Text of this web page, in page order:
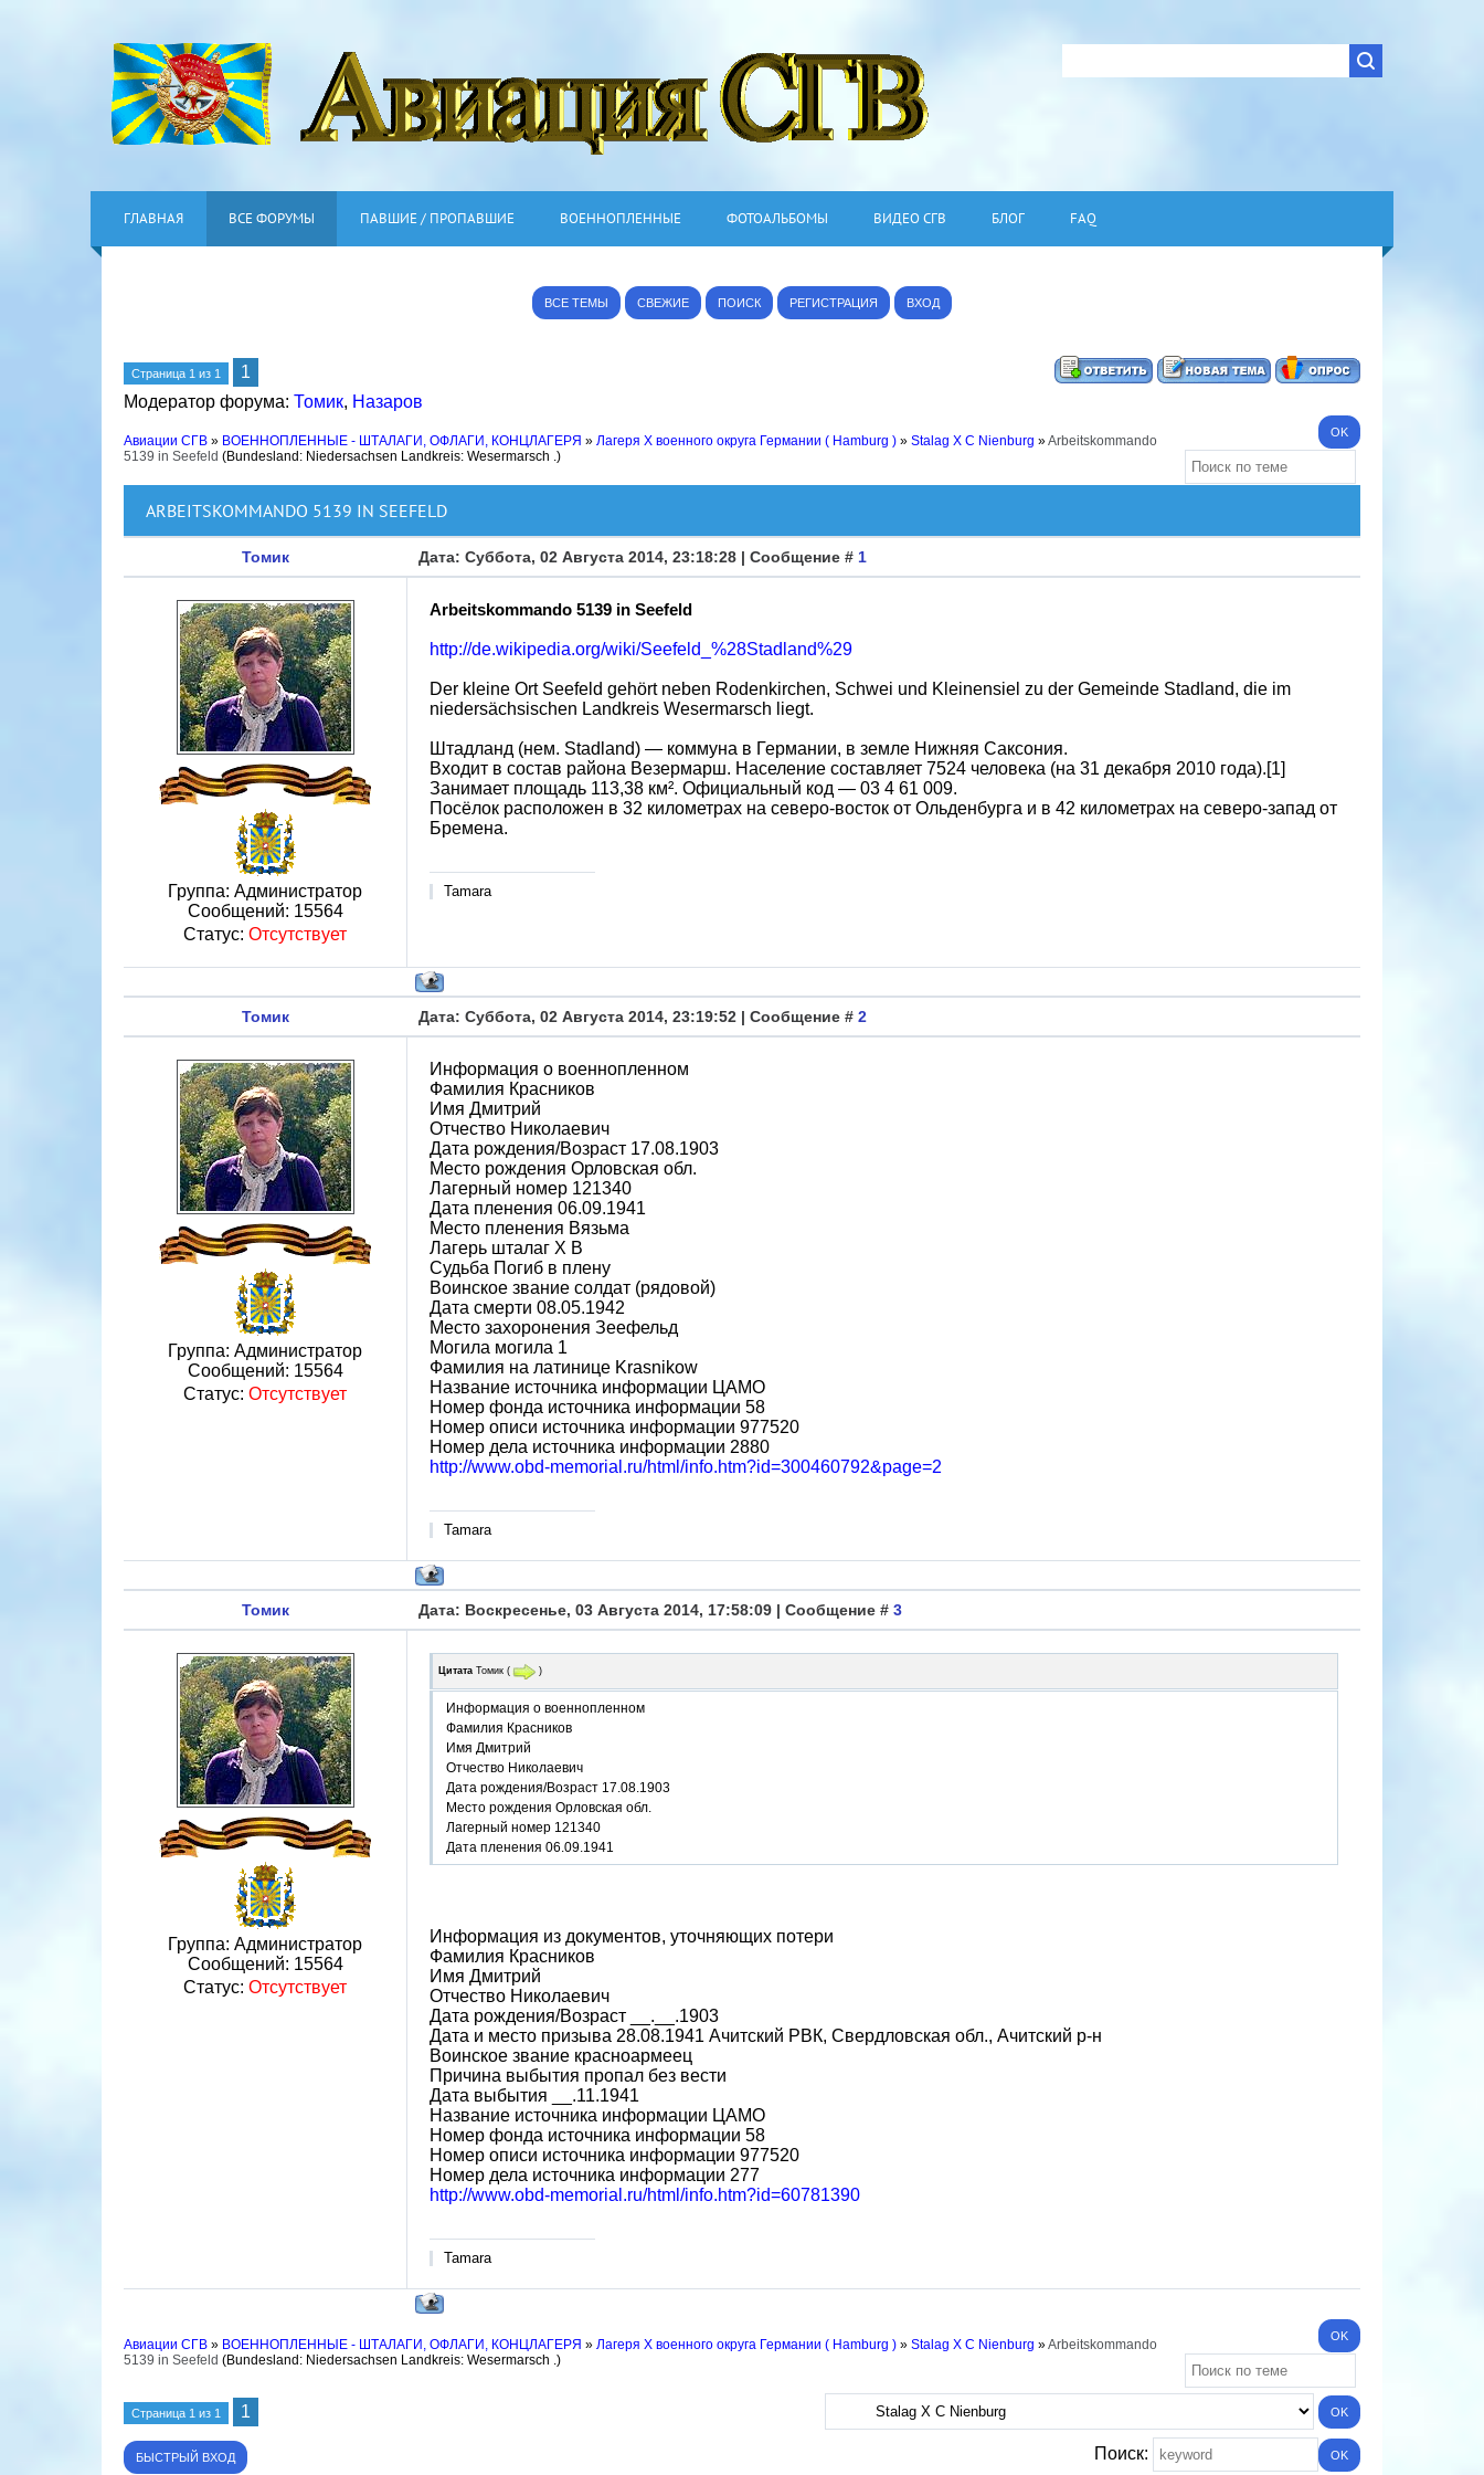
ГЛАВНАЯ ВСЕ ФОРУМЫ ПАВШИЕ / ПРОПАВШИЕ ВОЕННОПЛЕННЫЕ ФОТОАЛЬБОМЫ ВИДЕО СГВ БЛОГ FAQ
ВСЕ ТЕМЫ СВЕЖИЕ ПОИСК РЕГИСТРАЦИЯ ВХОД
Страница 1 из 1
1
Модератор форума: Томик, Назаров
Авиации СГВ » ВОЕННОПЛЕННЫЕ - ШТАЛАГИ, ОФЛАГИ, КОНЦЛАГЕРЯ » Лагеря X военного округа Германии ( Hamburg ) » Stalag X C Nienburg »Arbeitskommando
5139 in Seefeld (Bundesland: Niedersachsen Landkreis: Wesermarsch .)
ARBEITSKOMMANDO 5139 IN SEEFELD
Томик Дата: Суббота, 02 Августа 2014, 23:18:28 | Сообщение # 1
Группа: Администратор
Сообщений: 15564
Статус: Отсутствует
Arbeitskommando 5139 in Seefeld
http://de.wikipedia.org/wiki/Seefeld_%28Stadland%29
Der kleine Ort Seefeld gehört neben Rodenkirchen, Schwei und Kleinensiel zu der Gemeinde Stadland, die im
niedersächsischen Landkreis Wesermarsch liegt.
Штадланд (нем. Stadland) — коммуна в Германии, в земле Нижняя Саксония.
Входит в состав района Везермарш. Население составляет 7524 человека (на 31 декабря 2010 года).[1]
Занимает площадь 113,38 км². Официальный код — 03 4 61 009.
Посёлок расположен в 32 километрах на северо-восток от Ольденбурга и в 42 километрах на северо-запад от
Бремена.
Tamara
Томик Дата: Суббота, 02 Августа 2014, 23:19:52 | Сообщение # 2
Группа: Администратор
Сообщений: 15564
Статус: Отсутствует
Информация о военнопленном
Фамилия Красников
Имя Дмитрий
Отчество Николаевич
Дата рождения/Возраст 17.08.1903
Место рождения Орловская обл.
Лагерный номер 121340
Дата пленения 06.09.1941
Место пленения Вязьма
Лагерь шталаг X B
Судьба Погиб в плену
Воинское звание солдат (рядовой)
Дата смерти 08.05.1942
Место захоронения Зеефельд
Могила могила 1
Фамилия на латинице Krasnikow
Название источника информации ЦАМО
Номер фонда источника информации 58
Номер описи источника информации 977520
Номер дела источника информации 2880
http://www.obd-memorial.ru/html/info.htm?id=300460792&page=2
Tamara
Томик Дата: Воскресенье, 03 Августа 2014, 17:58:09 | Сообщение # 3
Группа: Администратор
Сообщений: 15564
Статус: Отсутствует
Цитата Томик ( )
Информация о военнопленном
Фамилия Красников
Имя Дмитрий
Отчество Николаевич
Дата рождения/Возраст 17.08.1903
Место рождения Орловская обл.
Лагерный номер 121340
Дата пленения 06.09.1941
Информация из документов, уточняющих потери
Фамилия Красников
Имя Дмитрий
Отчество Николаевич
Дата рождения/Возраст __.__.1903
Дата и место призыва 28.08.1941 Ачитский РВК, Свердловская обл., Ачитский р-н
Воинское звание красноармеец
Причина выбытия пропал без вести
Дата выбытия __.11.1941
Название источника информации ЦАМО
Номер фонда источника информации 58
Номер описи источника информации 977520
Номер дела источника информации 277
http://www.obd-memorial.ru/html/info.htm?id=60781390
Tamara
Авиации СГВ » ВОЕННОПЛЕННЫЕ - ШТАЛАГИ, ОФЛАГИ, КОНЦЛАГЕРЯ » Лагеря X военного округа Германии ( Hamburg ) » Stalag X C Nienburg »Arbeitskommando
5139 in Seefeld (Bundesland: Niedersachsen Landkreis: Wesermarsch .)
Страница 1 из 1 1
Поиск: